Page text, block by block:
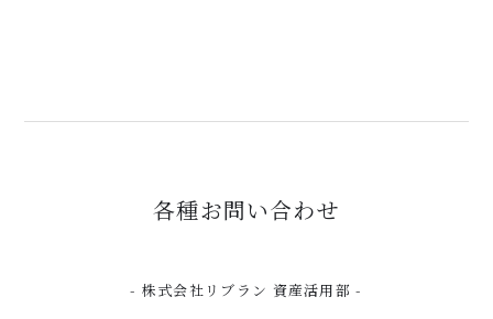
各種お問い合わせ
- 株式会社リブラン 資産活用部 -